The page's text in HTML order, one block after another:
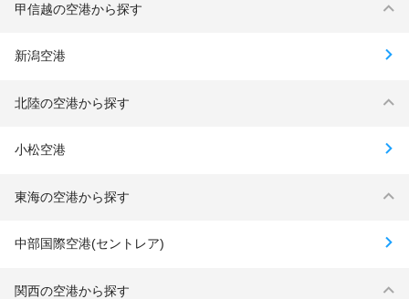
甲信越の空港から探す
新潟空港
北陸の空港から探す
小松空港
東海の空港から探す
中部国際空港(セントレア)
関西の空港から探す